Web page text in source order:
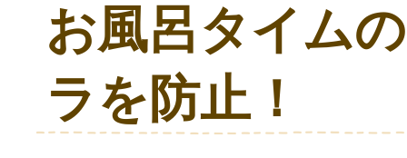
お風呂タイム
ラを防止！